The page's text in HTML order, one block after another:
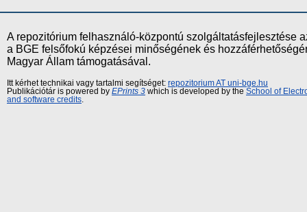
A repozitórium felhasználó-központú szolgáltatásfejlesztése
a BGE felsőfokú képzései minőségének és
Magyar Állam támogatásával.
Itt kérhet technikai vagy tartalmi segítséget: repozitorium AT uni-bge.hu
Publikációtár is powered by EPrints 3 which is developed by the School of
and software credits